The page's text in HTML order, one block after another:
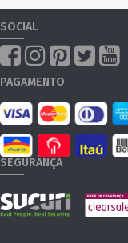
SOCIAL
PAGAMENTO
SEGURANÇA